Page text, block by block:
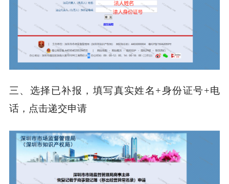
三、选择已补报，填写真实姓名+身份证号+电
话，点击递交申请